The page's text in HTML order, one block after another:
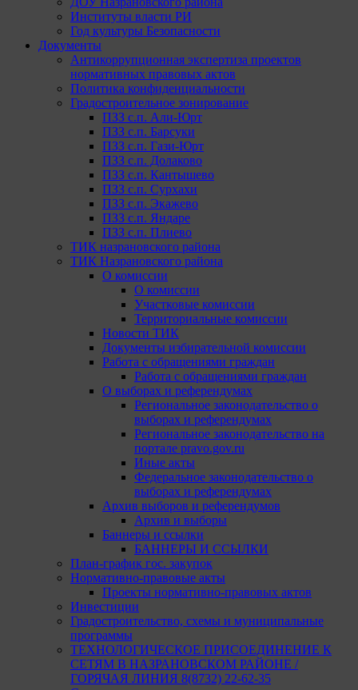
Институты власти РИ
Год культуры Безопасности
Документы
Антикоррупционная экспертиза проектов
нормативных правовых актов
Политика конфиденциальности
Градостроительное зонирование
ПЗЗ с.п. Али-Юрт
ПЗЗ с.п. Барсуки
ПЗЗ с.п. Гази-Юрт
ПЗЗ с.п. Долаково
ПЗЗ с.п. Кантышево
ПЗЗ с.п. Сурхахи
ПЗЗ с.п. Экажево
ПЗЗ с.п. Яндаре
ПЗЗ с.п. Плиево
ТИК назрановского района
ТИК Назрановского района
О комиссии
О комиссии
Участковые комиссии
Территориальные комиссии
Новости ТИК
Документы избирательной комиссии
Работа с обращениями граждан
Работа с обращениями граждан
О выборах и референдумах
Региональное законодательство о
выборах и референдумах
Региональное законодательство на
портале pravo.gov.ru
Иные акты
Федеральное законодательство о
выборах и референдумах
Архив выборов и референдумов
Архив и выборы
Баннеры и ссылки
БАННЕРЫ И ССЫЛКИ
План-график гос. закупок
Нормативно-правовые акты
Проекты нормативно-правовых актов
Инвестиции
Градостроительство, схемы и муниципальные
программы
ТЕХНОЛОГИЧЕСКОЕ ПРИСОЕДИНЕНИЕ К
СЕТЯМ В НАЗРАНОВСКОМ РАЙОНЕ /
ГОРЯЧАЯ ЛИНИЯ 8(8732) 22-62-35